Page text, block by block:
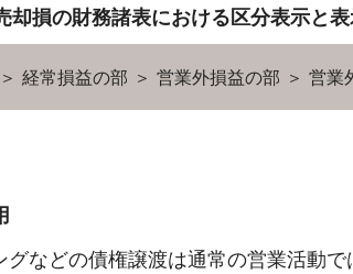
却損の財務諸表における区分表示と表
経常損益の部 ＞ 営業外損益の部 ＞ 営業
グなどの債権譲渡は通常の営業活動